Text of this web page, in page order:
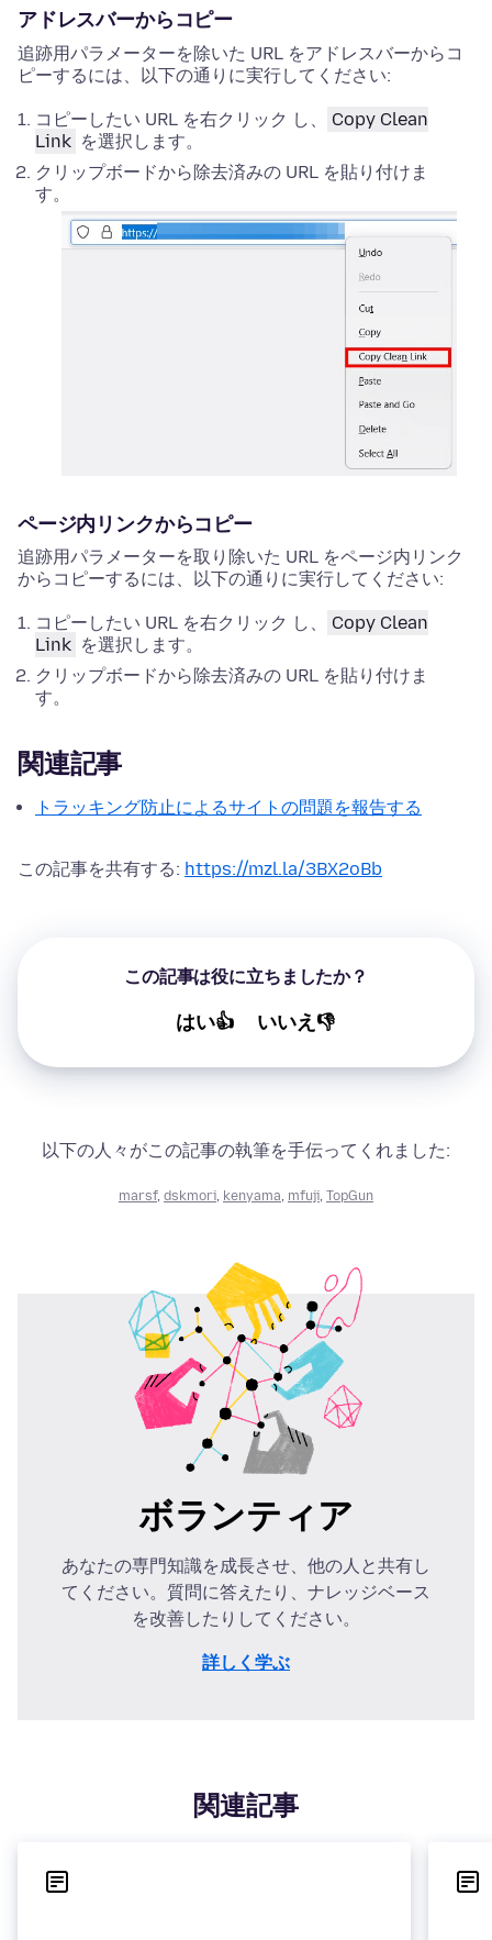
アドレスバーからコピー
追跡用パラメーターを除いた URL をアドレスバーからコ
ピーするには、以下の通りに実行してください:
コピーしたい URL を右クリック し、
Copy Clean
Link を選択します。
クリップボードから除去済みの URL を貼り付けま
す。
ページ内リンクからコピー
追跡用パラメーターを取り除いた URL をページ内リンク
からコピーするには、以下の通りに実行してください:
コピーしたい URL を右クリック し、
Copy Clean
Link を選択します。
クリップボードから除去済みの URL を貼り付けま
す。
関連記事
トラッキング防止によるサイトの問題を報告する
この記事を共有する: https://mzl.la/3BX2oBb
この記事は役に立ちましたか？
はい👍 いいえ👎
以下の人々がこの記事の執筆を手伝ってくれました:
marsf, dskmori, kenyama, mfuji, TopGun
ボランティア
あなたの専門知識を成長させ、他の人と共有し
てください。質問に答えたり、ナレッジベース
を改善したりしてください。
詳しく学ぶ
関連記事